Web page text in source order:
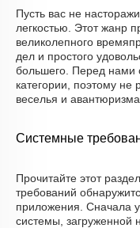
Пусть вас не
легкостью. Этот жанр
великолепного
дел и простого
большего. Перед нами
категории, поэтому не
веселья и авантюризма.
Системные
Прочитайте этот
требований
приложения. Сначала
системы, загруженной